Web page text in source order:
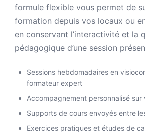
formule flexible vous permet de
formation depuis vos locaux ou
en conservant l’interactivité et la
pédagogique d’une session
Sessions hebdomadaires en
formateur expert
Accompagnement personnalisé sur
Supports de cours envoyés entre
Exercices pratiques et études de